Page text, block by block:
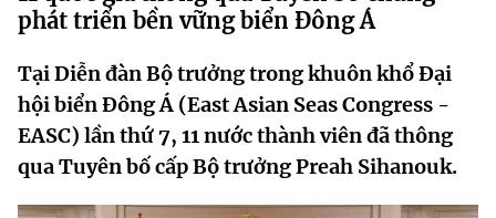
Trang chủ
Giới thiệu
Chức năng nhiệm vụ
Cơ cấu tổ chức
Tin tức sự kiện
Khoa học và Công nghệ
Dịch vụ công
phát triển bền vững biển Đông Á
Tại Diễn đàn Bộ trưởng trong khuôn khổ Đại
hội biển Đông Á (East Asian Seas Congress -
EASC) lần thứ 7, 11 nước thành viên đã thông
qua Tuyên bố cấp Bộ trưởng Preah Sihanouk.